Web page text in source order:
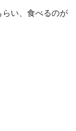
い、食べるのが